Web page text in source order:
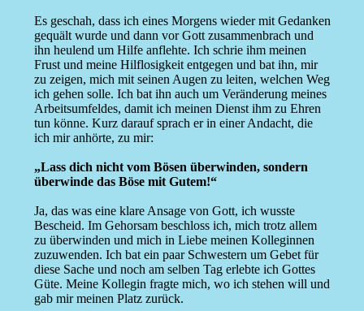
Es geschah, dass ich eines Morgens wieder mit Gedanken
gequält wurde und dann vor Gott zusammenbrach und
ihn heulend um Hilfe anflehte. Ich schrie ihm meinen
Frust und meine Hilflosigkeit entgegen und bat ihn, mir
zu zeigen, mich mit seinen Augen zu leiten, welchen Weg
ich gehen solle. Ich bat ihn auch um Veränderung meines
Arbeitsumfeldes, damit ich meinen Dienst ihm zu Ehren
tun könne. Kurz darauf sprach er in einer Andacht, die
ich mir anhörte, zu mir:
„Lass dich nicht vom Bösen überwinden, sondern
überwinde das Böse mit Gutem!“
Ja, das was eine klare Ansage von Gott, ich wusste
Bescheid. Im Gehorsam beschloss ich, mich trotz allem
zu überwinden und mich in Liebe meinen Kolleginnen
zuzuwenden. Ich bat ein paar Schwestern um Gebet für
diese Sache und noch am selben Tag erlebte ich Gottes
Güte. Meine Kollegin fragte mich, wo ich stehen will und
gab mir meinen Platz zurück.